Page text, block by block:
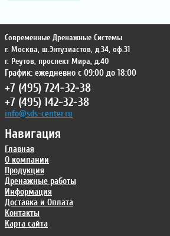
Навигация
Главная
О компании
Продукция
Дренажные работы
Информация
Доставка и Оплата
Контакты
Карта сайта
Современные Дренажные Системы
г. Москва, ш.Энтузиастов, д.34, оф.31
г. Реутов, проспект Мира, д.40
График: ежедневно с 09:00 до 18:00
+7 (495) 724-32-38
+7 (495) 142-32-38
info@sds-center.ru